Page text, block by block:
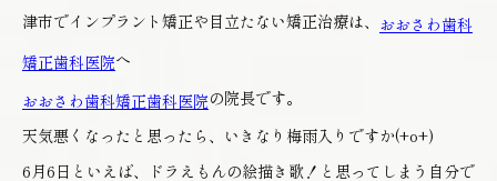
津市でインプラント矯正や目立たない矯正治療は、 おおさわ歯科
矯正歯科医院へ
おおさわ歯科矯正歯科医院の院長です。
天気悪くなったと思ったら、いきなり梅雨入りですか(+o+)
6月6日といえば、ドラえもんの絵描き歌！と思ってしまう自分で